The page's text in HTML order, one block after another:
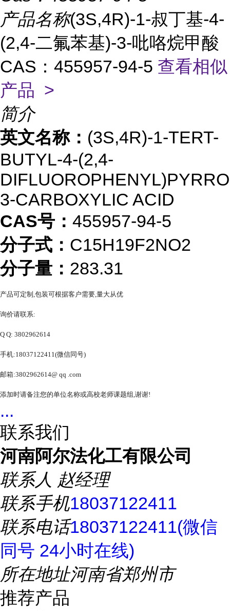
产品名称(3S,4R)-1-叔丁基-4-
(2,4-二氟苯基)-3-吡咯烷甲酸
CAS：455957-94-5 查看相似
产品 >
简介
英文名称： (3S,4R)-1-TERT-
BUTYL-4-(2,4-
3-CARBOXYLIC ACID
CAS号： 455957-94-5
分子式： C15H19F2NO2
分子量： 283.31
产品可定制,包装可根据客户需要,量大从优
询价请联系:
Q Q: 3802962614
手机:18037122411(微信同号)
邮箱:3802962614@ qq .com
添加时请备注您的单位名称或高校老师课题组,谢谢!
...
联系我们
河南阿尔法化工有限公司
联系人 赵经理
联系手机18037122411
联系电话18037122411(微信
同号 24小时在线)
所在地址河南省郑州市
推荐产品